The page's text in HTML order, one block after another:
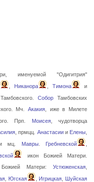
именуемой "Одигитрия"
Никанора ,Тимона
и
Собор Тамбовских
Мч. Акакия, иже в Милете
Прп. Моисея, чудотворца
, прмцц. Анастасиии Елены
мц. Мавры. Гребневской
икон Божией Матери.
Божией Матери:Устюженская
Югская Игрицкая
Шуйская